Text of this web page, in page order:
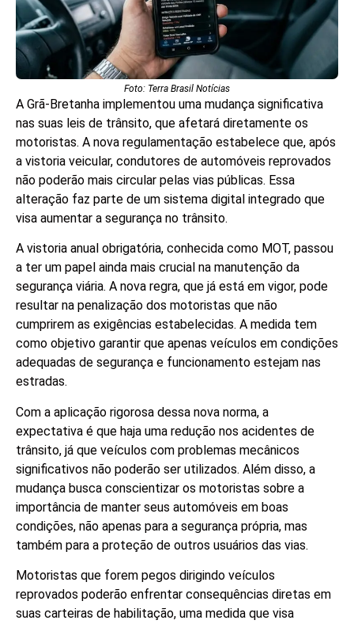
Foto: Terra Brasil Notícias
A Grã-Bretanha implementou uma mudança significativa
nas suas leis de trânsito, que afetará diretamente os
motoristas. A nova regulamentação estabelece que, após
a vistoria veicular, condutores de automóveis reprovados
não poderão mais circular pelas vias públicas. Essa
alteração faz parte de um sistema digital integrado que
visa aumentar a segurança no trânsito.
A vistoria anual obrigatória, conhecida como MOT, passou
a ter um papel ainda mais crucial na manutenção da
segurança viária. A nova regra, que já está em vigor, pode
resultar na penalização dos motoristas que não
cumprirem as exigências estabelecidas. A medida tem
como objetivo garantir que apenas veículos em condições
adequadas de segurança e funcionamento estejam nas
estradas.
Com a aplicação rigorosa dessa nova norma, a
expectativa é que haja uma redução nos acidentes de
trânsito, já que veículos com problemas mecânicos
significativos não poderão ser utilizados. Além disso, a
mudança busca conscientizar os motoristas sobre a
importância de manter seus automóveis em boas
condições, não apenas para a segurança própria, mas
também para a proteção de outros usuários das vias.
Motoristas que forem pegos dirigindo veículos
reprovados poderão enfrentar consequências diretas em
suas carteiras de habilitação, uma medida que visa